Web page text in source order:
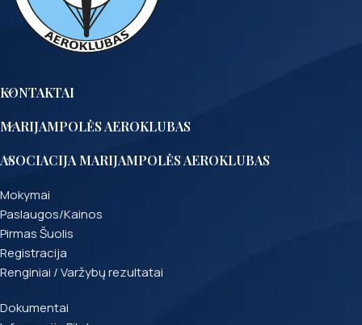
KONTAKTAI
MARIJAMPOLĖS AEROKLUBAS
ASOCIACIJA MARIJAMPOLĖS AEROKLUBAS
Mokymai
Paslaugos/Kainos
Pirmas Šuolis
Registracija
Renginiai / Varžybų rezultatai
Dokumentai